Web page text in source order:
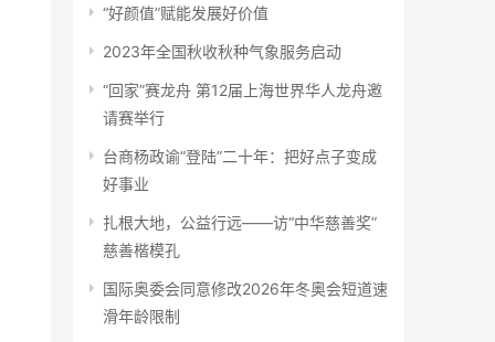
“好颜值”赋能发展好价值
2023年全国秋收秋种气象服务启动
“回家”赛龙舟 第12届上海世界华人龙舟邀
请赛举行
台商杨政谕“登陆”二十年：把好点子变成
好事业
扎根大地，公益行远——访“中华慈善奖”
慈善楷模孔
国际奥委会同意修改2026年冬奥会短道速
滑年龄限制